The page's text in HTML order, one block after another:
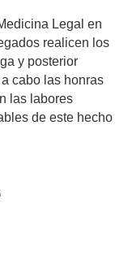
Legal en
realicen los
y posterior
cabo las honras
las labores
de este hecho